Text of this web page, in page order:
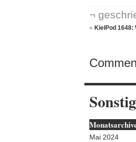
¬
« KielPod 1648:
Mai 2024